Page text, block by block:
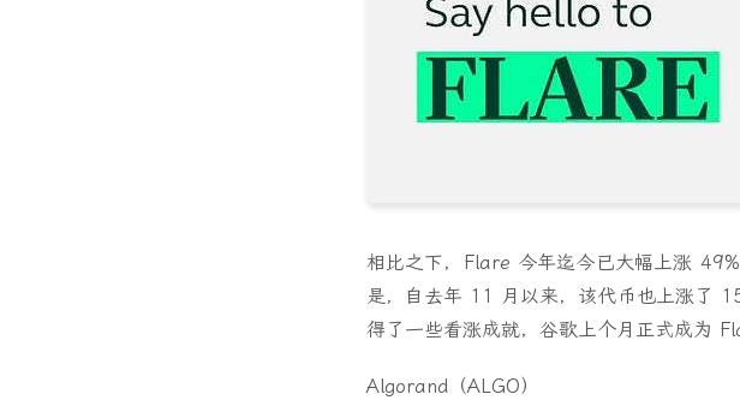
相比之下，Flare 今年迄今已大幅上涨
是，自去年 11 月以来，该代币也上涨了
得了一些看涨成就，谷歌上个月正式成为
Algorand（ALGO）